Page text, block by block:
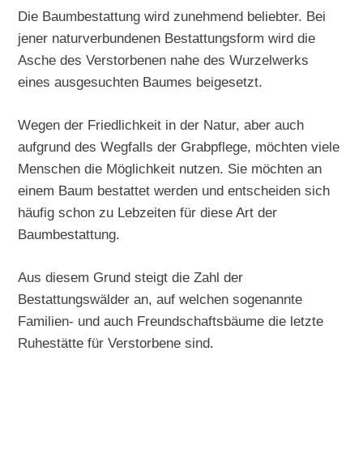
Die Baumbestattung wird zunehmend beliebter. Bei
jener naturverbundenen Bestattungsform wird die
Asche des Verstorbenen nahe des Wurzelwerks
eines ausgesuchten Baumes beigesetzt.
Wegen der Friedlichkeit in der Natur, aber auch
aufgrund des Wegfalls der Grabpflege, möchten viele
Menschen die Möglichkeit nutzen. Sie möchten an
einem Baum bestattet werden und entscheiden sich
häufig schon zu Lebzeiten für diese Art der
Baumbestattung.
Aus diesem Grund steigt die Zahl der
Bestattungswälder an, auf welchen sogenannte
Familien- und auch Freundschaftsbäume die letzte
Ruhestätte für Verstorbene sind.